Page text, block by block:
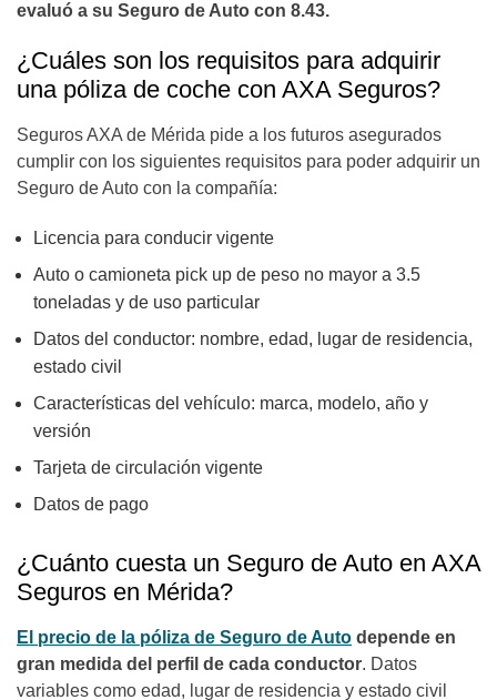
evaluó a su Seguro de Auto con 8.43.
¿Cuáles son los requisitos para adquirir
una póliza de coche con AXA Seguros?
Seguros AXA de Mérida pide a los futuros asegurados
cumplir con los siguientes requisitos para poder adquirir un
Seguro de Auto con la compañía:
Licencia para conducir vigente
Auto o camioneta pick up de peso no mayor a 3.5
toneladas y de uso particular
Datos del conductor: nombre, edad, lugar de residencia,
estado civil
Características del vehículo: marca, modelo, año y
versión
Tarjeta de circulación vigente
Datos de pago
¿Cuánto cuesta un Seguro de Auto en AXA
Seguros en Mérida?
El precio de la póliza de Seguro de Auto depende en
gran medida del perfil de cada conductor. Datos
variables como edad, lugar de residencia y estado civil